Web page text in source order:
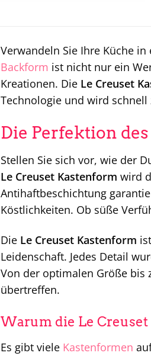
Verwandeln Sie Ihre Küche
Backform ist nicht nur ein
Kreationen. Die Le Creuset
Technologie und wird
Die Perfektion
Stellen Sie sich vor, wie der
Le Creuset Kastenform wird
Antihaftbeschichtung
Köstlichkeiten. Ob süße
Die Le Creuset Kastenform
Leidenschaft. Jedes Detail
Von der optimalen Größe bis
übertreffen.
Warum die Le
Es gibt viele Kastenformen